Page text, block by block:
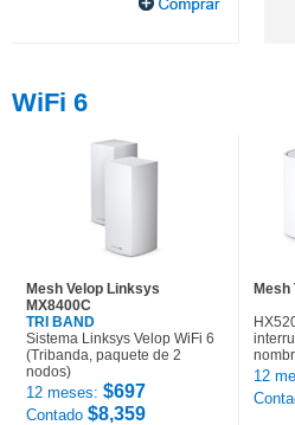
WiFi 6
Mesh Velop Linksys
MX8400C
TRI BAND
Sistema Linksys Velop WiFi 6
(Tribanda, paquete de 2
nodos)
12 meses: $697
Contado $8,359
Mesh
12